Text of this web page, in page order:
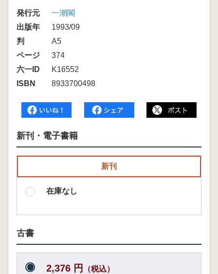
発行元
一潮閣
出版年
1993/09
判
A5
ページ
374
六一ID
K16552
ISBN
8933700498
新刊・電子書籍
新刊
在庫なし
古書
2,376 円 （税込）